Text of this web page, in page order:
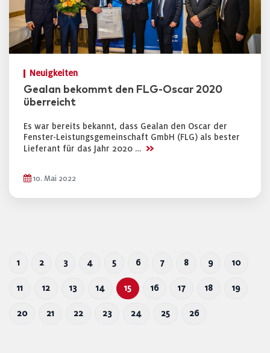
Neuigkeiten
Gealan bekommt den FLG-Oscar 2020
überreicht
Es war bereits bekannt, dass Gealan den Oscar der
Fenster-Leistungsgemeinschaft GmbH (FLG) als bester
Lieferant für das Jahr 2020 … >>
10. Mai 2022
1 2 3 4 5 6 7 8 9 10
11 12 13 14 15 16 17 18 19
20 21 22 23 24 25 26